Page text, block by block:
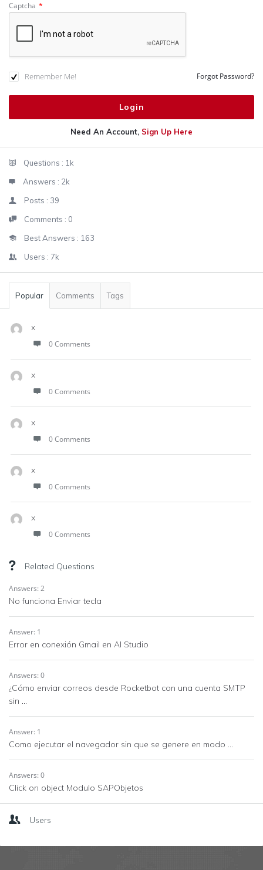
Captcha *
Remember Me! Forgot Password?
Need An Account, Sign Up Here
StatsQuestions : 1k
Answers : 2k
Posts : 39
Comments : 0
Best Answers : 163
Users : 7k
Popular Comments Tags
x
0 Comments
x
0 Comments
x
0 Comments
x
0 Comments
x
0 Comments
Related Questions
Answers: 2
No funciona Enviar tecla
Answer: 1
Error en conexión Gmail en AI Studio
Answers: 0
¿Cómo enviar correos desde Rocketbot con una cuenta SMTP
sin ...
Answer: 1
Como ejecutar el navegador sin que se genere en modo ...
Answers: 0
Click on object Modulo SAPObjetos
Users